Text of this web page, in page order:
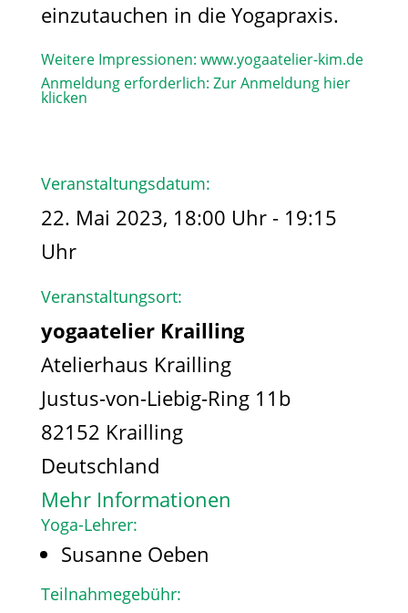
einzutauchen in die Yogapraxis.
Weitere Impressionen: www.yogaatelier-kim.de​
Anmeldung erforderlich: Zur Anmeldung hier
klicken
Veranstaltungsdatum:
22. Mai 2023, 18:00 Uhr - 19:15
Uhr
Veranstaltungsort:
yogaatelier Krailling
Atelierhaus Krailling
Justus-von-Liebig-Ring 11b
82152 Krailling
Deutschland
Mehr Informationen
Yoga-Lehrer:
Susanne Oeben
Teilnahmegebühr: